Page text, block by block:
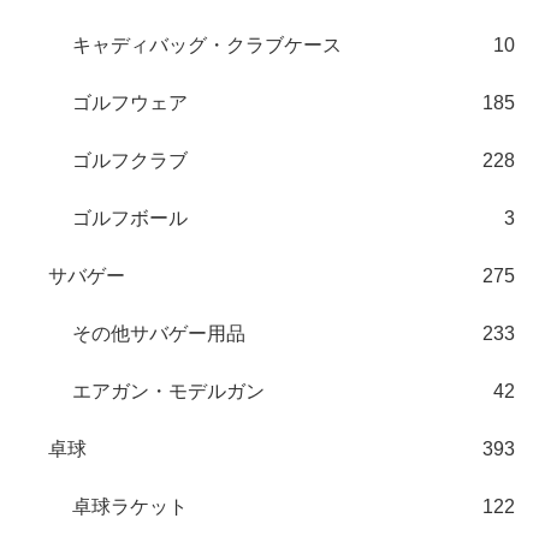
キャディバッグ・クラブケース 10
ゴルフウェア 185
ゴルフクラブ 228
ゴルフボール 3
サバゲー 275
その他サバゲー用品 233
エアガン・モデルガン 42
卓球 393
卓球ラケット 122